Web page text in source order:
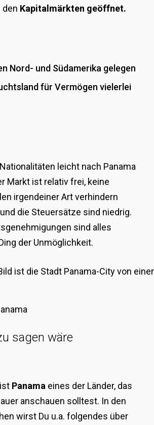
den Kapitalmärkten geöffnet.
Nord- und Südamerika gelegen
für Vermögen vielerlei
leicht nach Panama
Markt ist relativ frei, keine
irgendeiner Art verhindern
die Steuersätze sind niedrig.
sind alles
der Unmöglichkeit.
sagen wäre
Panama eines der Länder, das
anschauen solltest. In den
wirst Du u.a. folgendes über